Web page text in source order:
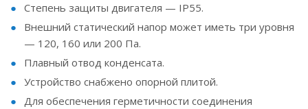
Степень защиты двигателя — IP55.
Внешний статический напор может иметь три уровня
— 120, 160 или 200 Па.
Плавный отвод конденсата.
Устройство снабжено опорной плитой.
Для обеспечения герметичности соединения